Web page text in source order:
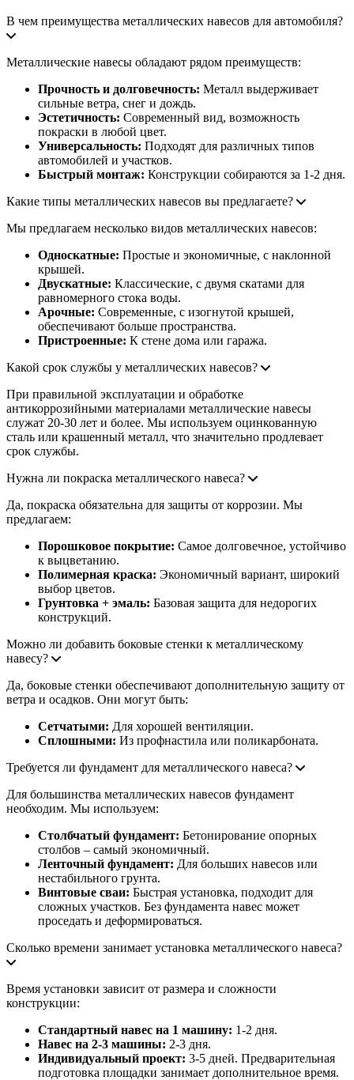
В чем преимущества металлических навесов для автомобиля?
Металлические навесы обладают рядом преимуществ:
Прочность и долговечность: Металл выдерживает
сильные ветра, снег и дождь.
Эстетичность: Современный вид, возможность
покраски в любой цвет.
Универсальность: Подходят для различных типов
автомобилей и участков.
Быстрый монтаж: Конструкции собираются за 1-2 дня.
Какие типы металлических навесов вы предлагаете?
Мы предлагаем несколько видов металлических навесов:
Односкатные: Простые и экономичные, с наклонной
крышей.
Двускатные: Классические, с двумя скатами для
равномерного стока воды.
Арочные: Современные, с изогнутой крышей,
обеспечивают больше пространства.
Пристроенные: К стене дома или гаража.
Какой срок службы у металлических навесов?
При правильной эксплуатации и обработке
антикоррозийными материалами металлические навесы
служат 20-30 лет и более. Мы используем оцинкованную
сталь или крашенный металл, что значительно продлевает
срок службы.
Нужна ли покраска металлического навеса?
Да, покраска обязательна для защиты от коррозии. Мы
предлагаем:
Порошковое покрытие: Самое долговечное, устойчиво
к выцветанию.
Полимерная краска: Экономичный вариант, широкий
выбор цветов.
Грунтовка + эмаль: Базовая защита для недорогих
конструкций.
Можно ли добавить боковые стенки к металлическому
навесу?
Да, боковые стенки обеспечивают дополнительную защиту от
ветра и осадков. Они могут быть:
Сетчатыми: Для хорошей вентиляции.
Сплошными: Из профнастила или поликарбоната.
Требуется ли фундамент для металлического навеса?
Для большинства металлических навесов фундамент
необходим. Мы используем:
Столбчатый фундамент: Бетонирование опорных
столбов – самый экономичный.
Ленточный фундамент: Для больших навесов или
нестабильного грунта.
Винтовые сваи: Быстрая установка, подходит для
сложных участков. Без фундамента навес может
проседать и деформироваться.
Сколько времени занимает установка металлического навеса?
Время установки зависит от размера и сложности
конструкции:
Стандартный навес на 1 машину: 1-2 дня.
Навес на 2-3 машины: 2-3 дня.
Индивидуальный проект: 3-5 дней. Предварительная
подготовка площадки занимает дополнительное время.